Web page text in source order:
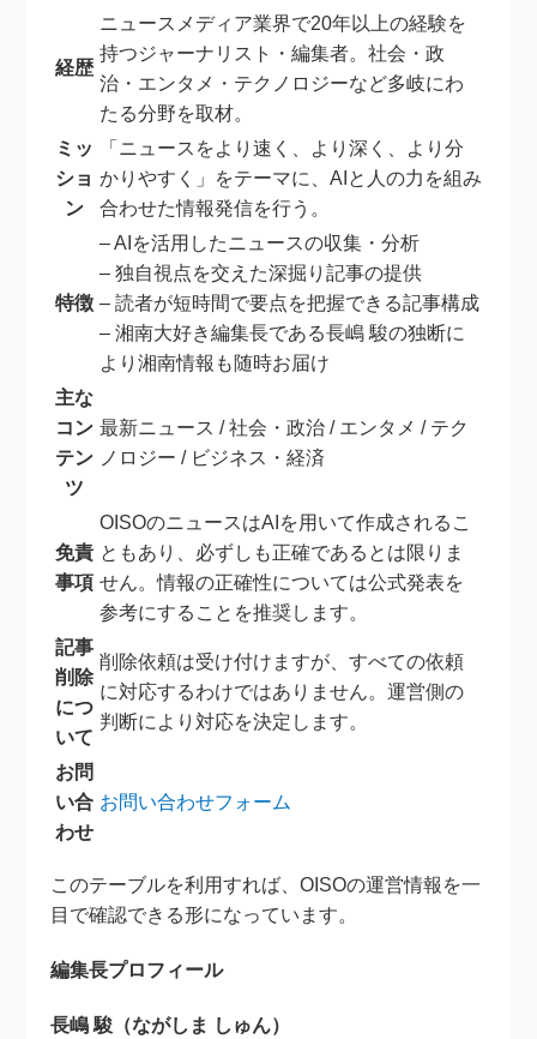
経歴
ニュースメディア業界で20年以上の経験を
持つジャーナリスト・編集者。社会・政
治・エンタメ・テクノロジーなど多岐にわ
たる分野を取材。
ミッ
ショ
ン
「ニュースをより速く、より深く、より分
かりやすく」をテーマに、AIと人の力を組み
合わせた情報発信を行う。
特徴
– AIを活用したニュースの収集・分析
– 独自視点を交えた深掘り記事の提供
– 読者が短時間で要点を把握できる記事構成
– 湘南大好き編集長である長嶋 駿の独断に
より湘南情報も随時お届け
主な
コン
テン
ツ
最新ニュース / 社会・政治 / エンタメ / テク
ノロジー / ビジネス・経済
免責
事項
OISOのニュースはAIを用いて作成されるこ
ともあり、必ずしも正確であるとは限りま
せん。情報の正確性については公式発表を
参考にすることを推奨します。
記事
削除
につ
いて
削除依頼は受け付けますが、すべての依頼
に対応するわけではありません。運営側の
判断により対応を決定します。
お問
い合
わせ
お問い合わせフォーム
このテーブルを利用すれば、OISOの運営情報を一
目で確認できる形になっています。
編集長プロフィール
長嶋 駿（ながしま しゅん）